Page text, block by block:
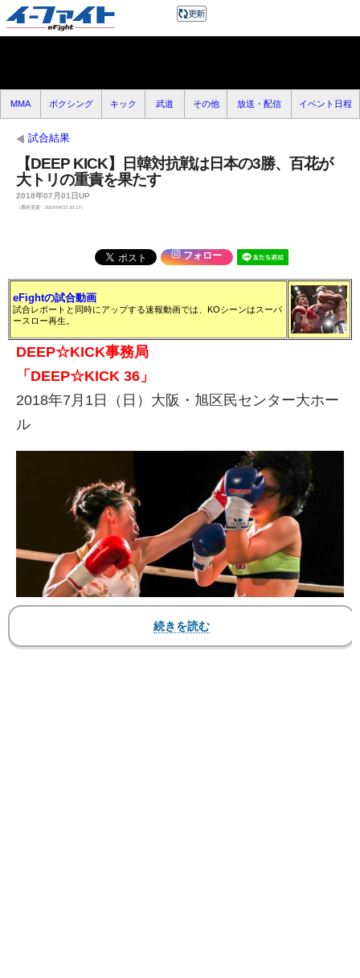
MMA ボクシング キック 武道 その他 放送・配信 イベント日程
試合結果
【DEEP KICK】日韓対抗戦は日本の3勝、百花が
大トリの重責を果たす
2018年07月01日UP
（最終更新：2024/04/23 20:17）
フォロー
eFightの試合動画
試合レポートと同時にアップする速報動画では、KOシーンはスーパ
ースロー再生。
DEEP☆KICK事務局
「DEEP☆KICK 36」
2018年7月1日（日）大阪・旭区民センター大ホー
ル